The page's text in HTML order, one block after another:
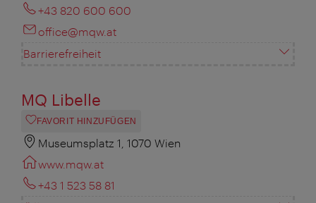
+43 820 600 600
office@mqw.at
Barrierefreiheit
MQ Libelle
FAVORIT HINZUFÜGEN
Museumsplatz 1, 1070 Wien
www.mqw.at
+43 1 523 58 81